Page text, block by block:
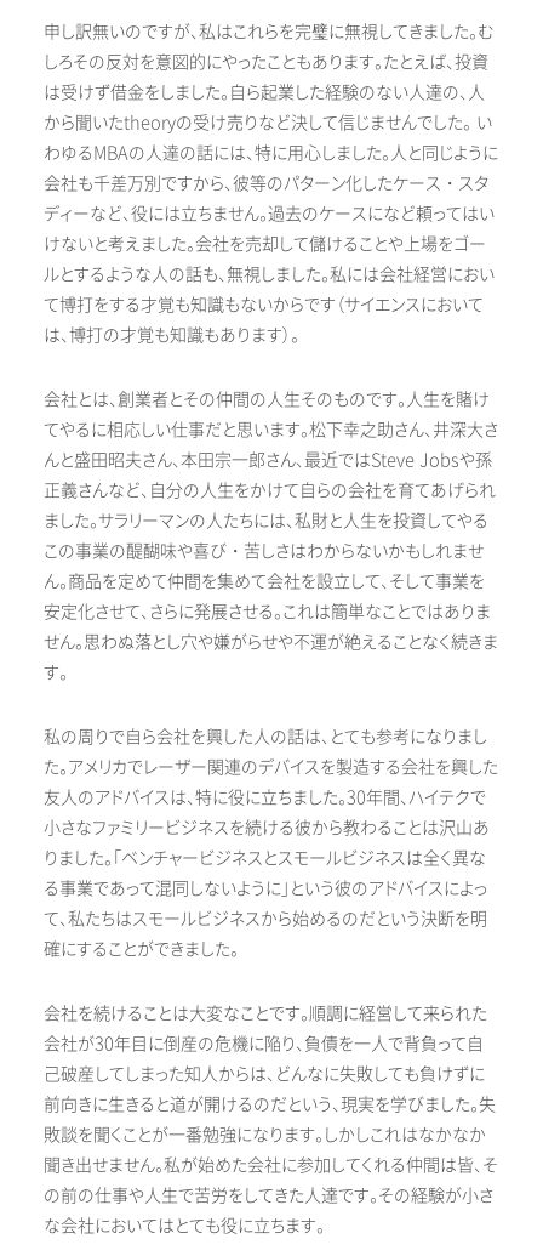
申し訳無いのですが、私はこれらを完璧に無視してきました。む
しろその反対を意図的にやったこともあります。たとえば、投資
は受けず借金をしました。自ら起業した経験のない人達の、人
から聞いたtheoryの受け売りなど決して信じませんでした。 い
わゆるMBAの人達の話には、特に用心しました。人と同じように
会社も千差万別ですから、彼等のパターン化したケース・スタ
ディーなど、役には立ちません。過去のケースになど頼ってはい
けないと考えました。会社を売却して儲けることや上場をゴー
ルとするような人の話も、無視しました。私には会社経営におい
て博打をする才覚も知識もないからです（サイエンスにおいて
は、博打の才覚も知識もあります）。
会社とは、創業者とその仲間の人生そのものです。人生を賭け
てやるに相応しい仕事だと思います。松下幸之助さん、井深大さ
んと盛田昭夫さん、本田宗一郎さん、最近ではSteve Jobsや孫
正義さんなど、自分の人生をかけて自らの会社を育てあげられ
ました。サラリーマンの人たちには、私財と人生を投資してやる
この事業の醍醐味や喜び・苦しさはわからないかもしれませ
ん。商品を定めて仲間を集めて会社を設立して、そして事業を
安定化させて、さらに発展させる。これは簡単なことではありま
せん。思わぬ落とし穴や嫌がらせや不運が絶えることなく続きま
す。
私の周りで自ら会社を興した人の話は、とても参考になりまし
た。アメリカでレーザー関連のデバイスを製造する会社を興した
友人のアドバイスは、特に役に立ちました。30年間、ハイテクで
小さなファミリービジネスを続ける彼から教わることは沢山あ
りました。「ベンチャービジネスとスモールビジネスは全く異な
る事業であって混同しないように」という彼のアドバイスによっ
て、私たちはスモールビジネスから始めるのだという決断を明
確にすることができました。
会社を続けることは大変なことです。順調に経営して来られた
会社が30年目に倒産の危機に陥り、負債を一人で背負って自
己破産してしまった知人からは、どんなに失敗しても負けずに
前向きに生きると道が開けるのだという、現実を学びました。失
敗談を聞くことが一番勉強になります。しかしこれはなかなか
聞き出せません。私が始めた会社に参加してくれる仲間は皆、そ
の前の仕事や人生で苦労をしてきた人達です。その経験が小さ
な会社においてはとても役に立ちます。